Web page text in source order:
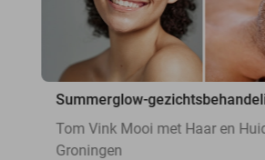
Summerglow-
Tom Vink Mooi met Haar en
Groningen